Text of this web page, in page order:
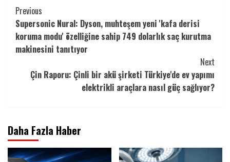
Continue
Reading
Previous
Supersonic Nural: Dyson, muhteşem yeni 'kafa derisi
koruma modu' özelliğine sahip 749 dolarlık saç kurutma
makinesini tanıtıyor
Next
Çin Raporu: Çinli bir akü şirketi Türkiye'de ev yapımı
elektrikli araçlara nasıl güç sağlıyor?
Daha Fazla Haber